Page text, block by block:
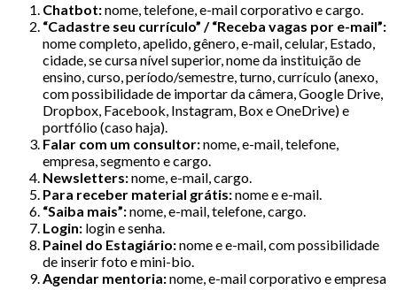
Chatbot:nome, telefone, e-mail corporativo e cargo.
“Cadastre seu currículo” / “Receba vagas por e-mail”:
nome completo, apelido, gênero, e-mail, celular, Estado,
cidade, se cursa nível superior, nome da instituição de
ensino, curso, período/semestre, turno, currículo (anexo,
com possibilidade de importar da câmera, Google Drive,
Dropbox, Facebook, Instagram, Box e OneDrive) e
portfólio (caso haja).
Falar com um consultor:nome, e-mail, telefone,
empresa, segmento e cargo.
Newsletters:nome, e-mail, cargo.
Para receber material grátis:nome e e-mail.
“Saiba mais”:nome, e-mail, telefone, cargo.
Login: login e senha.
Painel do Estagiário:nome e e-mail, com possibilidade
de inserir foto e mini-bio.
Agendar mentoria:nome, e-mail corporativo e empresa